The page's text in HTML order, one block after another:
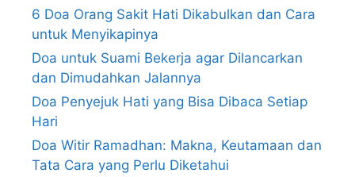
6 Doa Orang Sakit Hati Dikabulkan dan Cara
untuk Menyikapinya
Doa untuk Suami Bekerja agar Dilancarkan
dan Dimudahkan Jalannya
Doa Penyejuk Hati yang Bisa Dibaca Setiap
Hari
Doa Witir Ramadhan: Makna, Keutamaan dan
Tata Cara yang Perlu Diketahui